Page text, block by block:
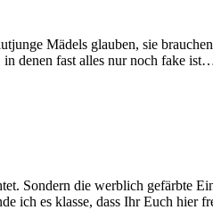
Mädels glauben, sie
denen fast alles nur noch fake
Sondern die werblich gefärbte
ich es klasse, dass Ihr Euch hier